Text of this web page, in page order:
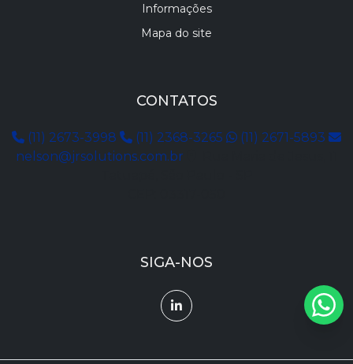
Informações
Mapa do site
CONTATOS
(11) 2673-3998 (11) 2368-3265
(11) 2671-5893
nelson@jrsolutions.com.br
SIGA-NOS